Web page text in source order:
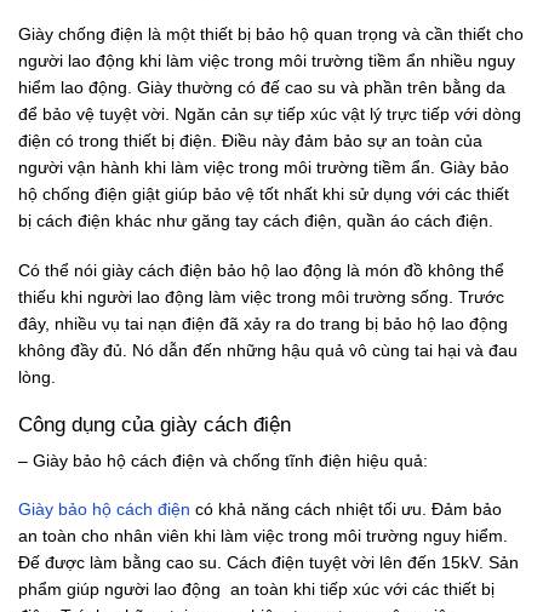
Giày chống điện là một thiết bị bảo hộ quan trọng và cần thiết cho
người lao động khi làm việc trong môi trường tiềm ẩn nhiều nguy
hiểm lao động. Giày thường có đế cao su và phần trên bằng da
để bảo vệ tuyệt vời. Ngăn cản sự tiếp xúc vật lý trực tiếp với dòng
điện có trong thiết bị điện. Điều này đảm bảo sự an toàn của
người vận hành khi làm việc trong môi trường tiềm ẩn. Giày bảo
hộ chống điện giật giúp bảo vệ tốt nhất khi sử dụng với các thiết
bị cách điện khác như găng tay cách điện, quần áo cách điện.
Có thể nói giày cách điện bảo hộ lao động là món đồ không thể
thiếu khi người lao động làm việc trong môi trường sống. Trước
đây, nhiều vụ tai nạn điện đã xảy ra do trang bị bảo hộ lao động
không đầy đủ. Nó dẫn đến những hậu quả vô cùng tai hại và đau
lòng.
Công dụng của giày cách điện
– Giày bảo hộ cách điện và chống tĩnh điện hiệu quả:
Giày bảo hộ cách điện có khả năng cách nhiệt tối ưu. Đảm bảo
an toàn cho nhân viên khi làm việc trong môi trường nguy hiểm.
Đế được làm bằng cao su. Cách điện tuyệt vời lên đến 15kV. Sản
phẩm giúp người lao động an toàn khi tiếp xúc với các thiết bị